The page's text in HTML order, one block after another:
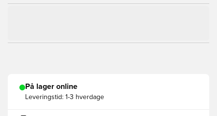
På lager online
Leveringstid: 1-3 hverdage